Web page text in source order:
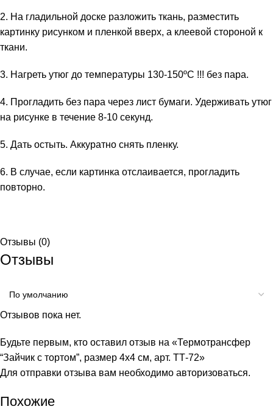
2. На гладильной доске разложить ткань, разместить
картинку рисунком и пленкой вверх, а клеевой стороной к
ткани.
3. Нагреть утюг до температуры 130-150ºС !!! без пара.
4. Прогладить без пара через лист бумаги. Удерживать утюг
на рисунке в течение 8-10 секунд.
5. Дать остыть. Аккуратно снять пленку.
6. В случае, если картинка отслаивается, прогладить
повторно.
Отзывы (0)
Отзывы
Отзывов пока нет.
Будьте первым, кто оставил отзыв на «Термотрансфер
“Зайчик с тортом”, размер 4х4 см, арт. ТТ-72»
Для отправки отзыва вам необходимо авторизоваться.
Похожие